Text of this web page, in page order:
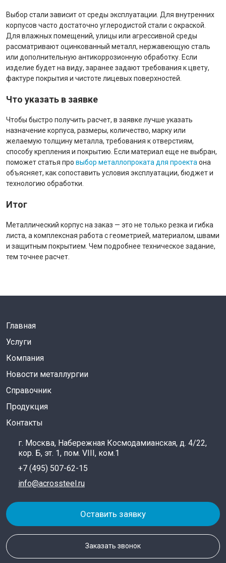
Выбор стали зависит от среды эксплуатации. Для внутренних
корпусов часто достаточно углеродистой стали с окраской.
Для влажных помещений, улицы или агрессивной среды
рассматривают оцинкованный металл, нержавеющую сталь
или дополнительную антикоррозионную обработку. Если
изделие будет на виду, заранее задают требования к цвету,
фактуре покрытия и чистоте лицевых поверхностей.
Что указать в заявке
Чтобы быстро получить расчет, в заявке лучше указать
назначение корпуса, размеры, количество, марку или
желаемую толщину металла, требования к отверстиям,
способу крепления и покрытию. Если материал еще не выбран,
поможет статья про выбор металлопроката для проекта она
объясняет, как сопоставить условия эксплуатации, бюджет и
технологию обработки.
Итог
Металлический корпус на заказ — это не только резка и гибка
листа, а комплексная работа с геометрией, материалом, швами
и защитным покрытием. Чем подробнее техническое задание,
тем точнее расчет.
Главная
Услуги
Компания
Новости металлургии
Справочник
Продукция
Контакты
г. Москва, Набережная Космодамианская, д. 4/22,
кор. Б, эт. 1, пом. VIII, ком.1
+7 (495) 507-62-15
info@acrossteel.ru
Оставить заявку
Заказать звонок